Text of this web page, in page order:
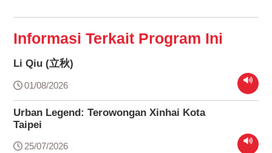
Informasi Terkait Program Ini
Li Qiu (立秋)
01/08/2026
Urban Legend: Terowongan Xinhai Kota
Taipei
25/07/2026